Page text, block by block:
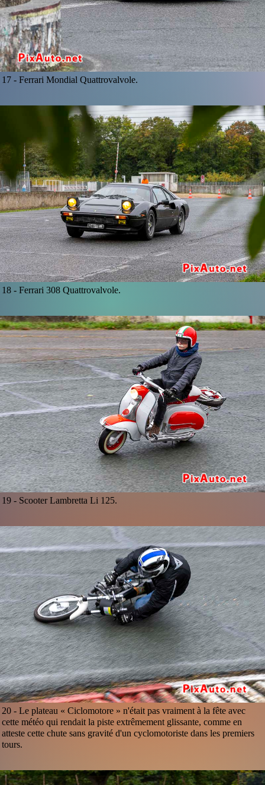
17 -Ferrari Mondial Quattrovalvole.
18 -Ferrari 308 Quattrovalvole.
19 - Scooter Lambretta Li 125.
20 -Le plateau « Ciclomotore » n'était pas vraiment à la fête avec
cette météo qui rendait la piste extrêmement glissante, comme en
atteste cette chute sans gravité d'un cyclomotoriste dans les premiers
tours.